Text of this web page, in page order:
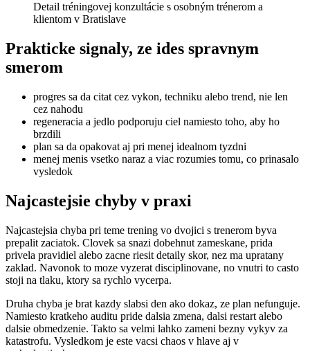
Detail tréningovej konzultácie s osobným trénerom a
klientom v Bratislave
Prakticke signaly, ze ides spravnym
smerom
progres sa da citat cez vykon, techniku alebo trend, nie len
cez nahodu
regeneracia a jedlo podporuju ciel namiesto toho, aby ho
brzdili
plan sa da opakovat aj pri menej idealnom tyzdni
menej menis vsetko naraz a viac rozumies tomu, co prinasalo
vysledok
Najcastejsie chyby v praxi
Najcastejsia chyba pri teme trening vo dvojici s trenerom byva
prepalit zaciatok. Clovek sa snazi dobehnut zameskane, prida
privela pravidiel alebo zacne riesit detaily skor, nez ma upratany
zaklad. Navonok to moze vyzerat disciplinovane, no vnutri to casto
stoji na tlaku, ktory sa rychlo vycerpa.
Druha chyba je brat kazdy slabsi den ako dokaz, ze plan nefunguje.
Namiesto kratkeho auditu pride dalsia zmena, dalsi restart alebo
dalsie obmedzenie. Takto sa velmi lahko zameni bezny vykyv za
katastrofu. Vysledkom je este vacsi chaos v hlave aj v